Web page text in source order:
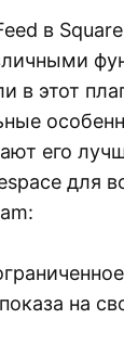
бесплатным
его
в
сайта
веб-сайта
вы хотите,
в
в этот
его
для
на